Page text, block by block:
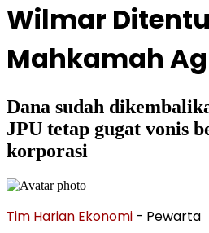
Wilmar
Mahkamah
Dana sudah
JPU tetap gugat vonis
korporasi
Tim Harian Ekonomi - Pewarta